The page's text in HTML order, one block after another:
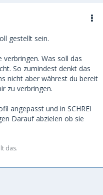
gestellt sein.
Was soll das
So zumindest denkt das
nicht aber währest du bereit
zu verbringen.
angepasst und in SCHREI
Darauf abzielen ob sie
das.